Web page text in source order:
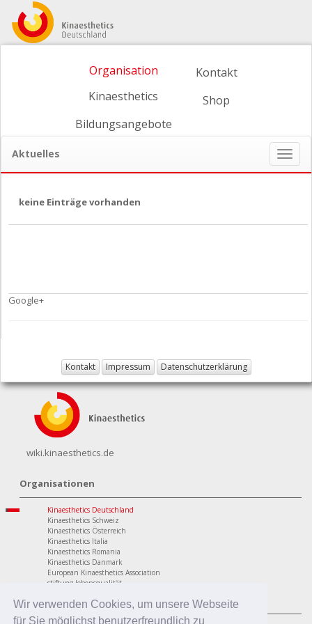
Wir verwenden Cookies, um unsere Webseite
für Sie möglichst benutzerfreundlich zu
Organisation
Kinaesthetics
Bildungsangebote
Kontakt
Shop
Aktuelles
ein-/
keine Einträge vorhanden
Google+
Kontakt Impressum Datenschutzerklärung
wiki.kinaesthetics.de
Organisationen
Kinaesthetics Deutschland
Kinaesthetics Schweiz
Kinaesthetics Österreich
Kinaesthetics Italia
Kinaesthetics Romania
Kinaesthetics Danmark
European Kinaesthetics Association
stiftung lebensqualität
Programme